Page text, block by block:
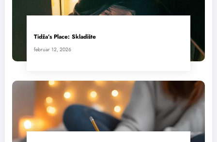
Tidža’s Place: Skladište
februar 12, 2026